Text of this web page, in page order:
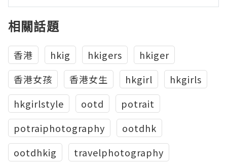
相關話題
香港 hkig hkigers
hkiger
香港女孩
香港女生 hkgirl
hkgirls
hkgirlstyle
ootd
potrait
potraiphotography
ootdhk
ootdhkig
travelphotography